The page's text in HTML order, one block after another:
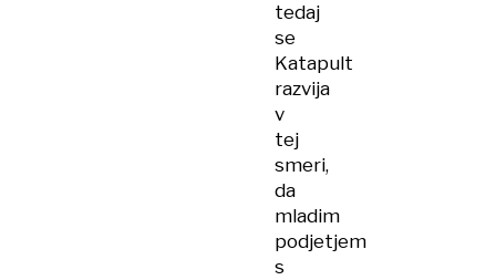
tedaj
se
Katapult
razvija
v
tej
smeri,
da
mladim
podjetjem
s